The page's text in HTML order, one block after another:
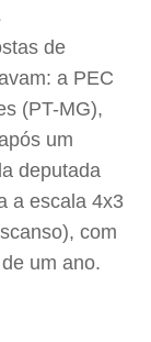
de
a PEC
(PT-MG),
um
deputada
a escala 4x3
com
um ano.